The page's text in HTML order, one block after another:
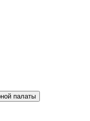
палаты